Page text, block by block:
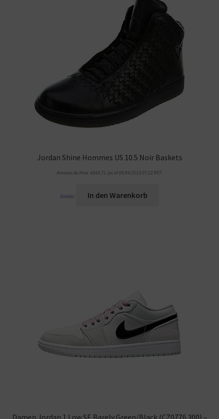
Jordan Shine Hommes US 10.5 Noir Baskets
Amazon.de Price: €564,71 (as of 09/04/2023 07:22 PST-
Details In den Warenkorb
Damen Jordan 1 Low SE Barely Green/Black (CZ0776 300) –